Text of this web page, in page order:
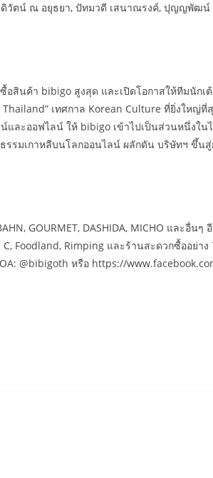
วัตน์ ณ อยุธยา, ปัทมวดี เสนาณรงค์, ปุญญพัฒ
สินค้า bibigo สูงสุด และเปิดโอกาสให้ทีมนักเ
เทศกาล Korean Culture ที่ยิ่งใหญ่
และออฟไลน์ ให้ bibigo เข้าไปเป็นส่วนหนึ่งใ
รรมเกาหลีบนโลกออนไลน์ ผลักดัน บริษัทฯ ขึ้น
GOURMET, DASHIDA, MICHO และอื่น
Foodland, Rimping และร้านสะดวกซื้ออย่าง
@bibigoth หรือ https://